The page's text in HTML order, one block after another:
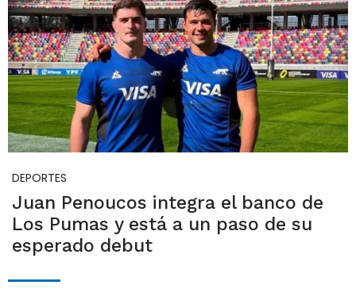
DEPORTES
Juan Penoucos integra el banco de
Los Pumas y está a un paso de su
esperado debut